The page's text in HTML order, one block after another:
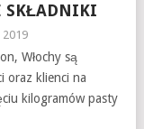
SKŁADNIKI
2019
Włochy są
oraz klienci na
kilogramów pasty